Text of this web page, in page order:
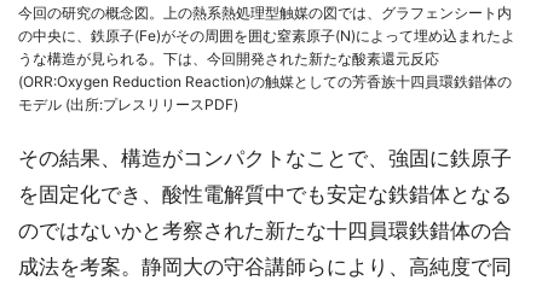
今回の研究の概念図。上の熱系熱処理型触媒の図では、グラフェンシート内
の中央に、鉄原子(Fe)がその周囲を囲む窒素原子(N)によって埋め込まれたよ
うな構造が見られる。下は、今回開発された新たな酸素還元反応
(ORR:Oxygen Reduction Reaction)の触媒としての芳香族十四員環鉄錯体の
モデル (出所:プレスリリースPDF)
その結果、構造がコンパクトなことで、強固に鉄原子
を固定化でき、酸性電解質中でも安定な鉄錯体となる
のではないかと考察された新たな十四員環鉄錯体の合
成法を考案。静岡大の守谷講師らにより、高純度で同